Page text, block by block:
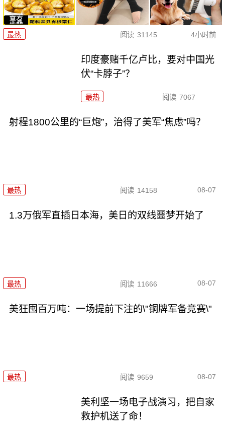
最热 阅读 31145 4小时前
印度豪赌千亿卢比，要对中国光
伏“卡脖子”？
最热 阅读 7067
射程1800公里的“巨炮”，治得了美军“焦虑”吗？
最热 阅读 14158 08-07
1.3万俄军直插日本海，美日的双线噩梦开始了
最热 阅读 11666 08-07
美狂囤百万吨：一场提前下注的\"铜牌军备竞赛\"
最热 阅读 9659 08-07
美利坚一场电子战演习，把自家
救护机送了命！